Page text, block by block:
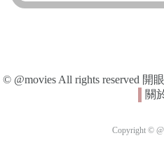
© @movies All rights reserved 開
關
Copyright ©